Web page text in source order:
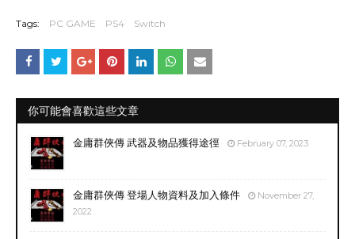
Tags: PC GAME PS4 Switch
你可能會喜歡這些文章
金庸群俠傳 武器及物品獲得途徑 February 07, 2023
金庸群俠傳 登場人物資料及加入條件
November 27,
2022